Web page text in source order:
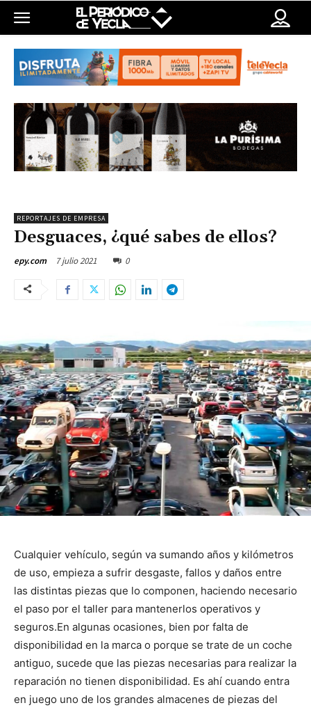
REPORTAJES DE EMPRESA
Desguaces, ¿qué sabes de ellos?
epy.com 7 julio 2021 0
Cualquier vehículo, según va sumando años y kilómetros
de uso, empieza a sufrir desgaste, fallos y daños entre
las distintas piezas que lo componen, haciendo necesario
el paso por el taller para mantenerlos operativos y
seguros.En algunas ocasiones, bien por falta de
disponibilidad en la marca o porque se trate de un coche
antiguo, sucede que las piezas necesarias para realizar la
reparación no tienen disponibilidad. Es ahí cuando entra
en juego uno de los grandes almacenes de piezas del